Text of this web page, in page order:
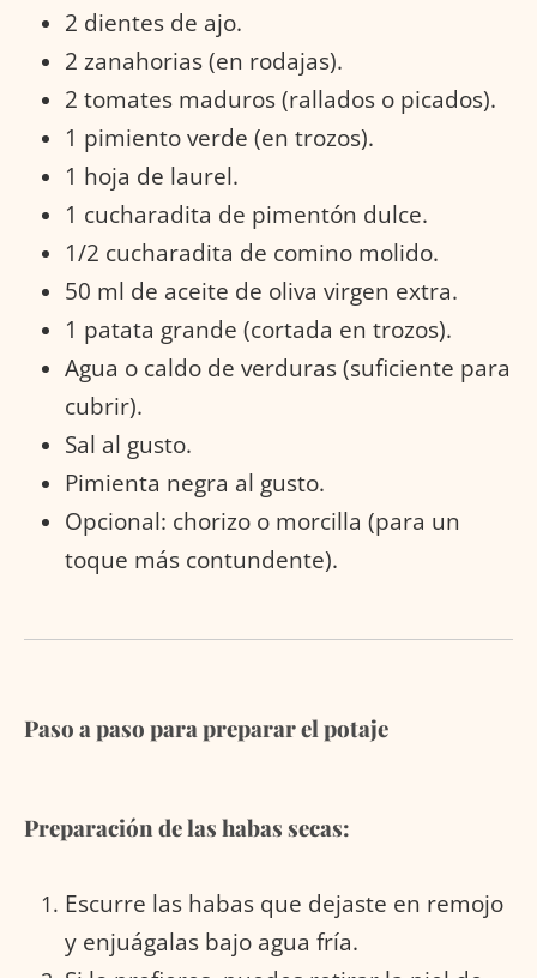
2 dientes de ajo.
2 zanahorias (en rodajas).
2 tomates maduros (rallados o picados).
1 pimiento verde (en trozos).
1 hoja de laurel.
1 cucharadita de pimentón dulce.
1/2 cucharadita de comino molido.
50 ml de aceite de oliva virgen extra.
1 patata grande (cortada en trozos).
Agua o caldo de verduras (suficiente para
cubrir).
Sal al gusto.
Pimienta negra al gusto.
Opcional: chorizo o morcilla (para un
toque más contundente).
Paso a paso para preparar el potaje
Preparación de las habas secas:
Escurre las habas que dejaste en remojo
y enjuágalas bajo agua fría.